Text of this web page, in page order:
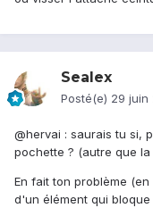
Sealex
Posté(e) 29 juin
@hervai : saurais tu si,
pochette ? (autre que
En fait ton problème
d'un élément qui